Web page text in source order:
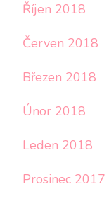
Říjen 2018
Červen 2018
Březen 2018
Únor 2018
Leden 2018
Prosinec 2017